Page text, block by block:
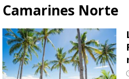
Camarines Norte